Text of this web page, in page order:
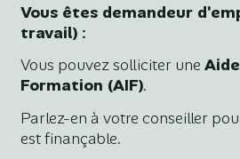
Vous êtes demandeur
travail) :
Vous pouvez solliciter une
Formation (AIF).
Parlez-en à votre conseiller
est finançable.